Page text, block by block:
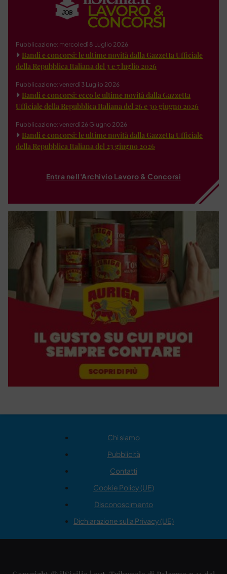
Pubblicazione: mercoledì 8 Luglio 2026
Bandi e concorsi: le ultime novità dalla Gazzetta Ufficiale
della Repubblica Italiana del 3 e 7 luglio 2026
Pubblicazione: venerdì 3 Luglio 2026
Bandi e concorsi: ecco le ultime novità dalla Gazzetta
Ufficiale della Repubblica Italiana del 26 e 30 giugno 2026
Pubblicazione: venerdì 26 Giugno 2026
Bandi e concorsi: le ultime novità dalla Gazzetta Ufficiale
della Repubblica Italiana del 23 giugno 2026
Entra nell'Archivio Lavoro & Concorsi
Chi siamo
Pubblicità
Contatti
Cookie Policy (UE)
Disconoscimento
Dichiarazione sulla Privacy (UE)